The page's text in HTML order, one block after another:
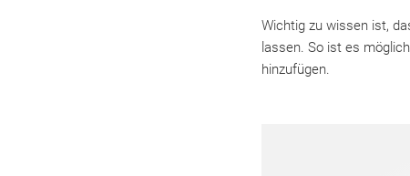
Wichtig zu wissen ist,
lassen. So ist es
hinzufügen.